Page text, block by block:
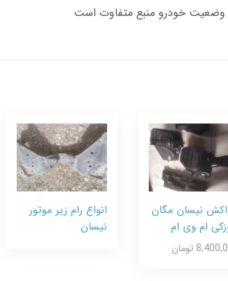
وضعیت خودرو منبع متفاوت است
نیسان مگان
ام وی ام
تومان
انواع رام زیر موتور
نیسان